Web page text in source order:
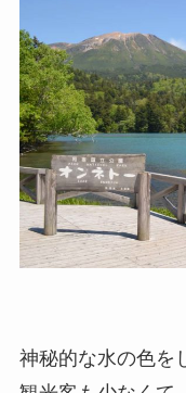
神秘的な水の色を